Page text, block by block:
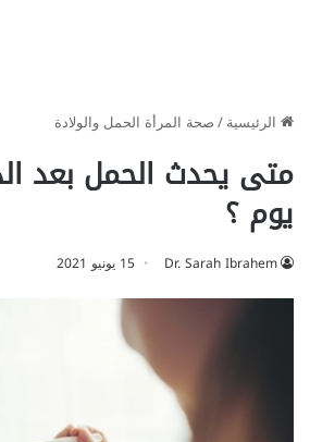
الرئيسية/صحة المرأة الحمل والولادة
متى يحدث الحمل بعد
يوم ؟
Dr. Sarah Ibrahem 15 يونيو 2021